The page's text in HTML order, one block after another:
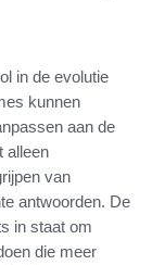
in de evolutie
kunnen
aan de
alleen
van
antwoorden. De
in staat om
die meer